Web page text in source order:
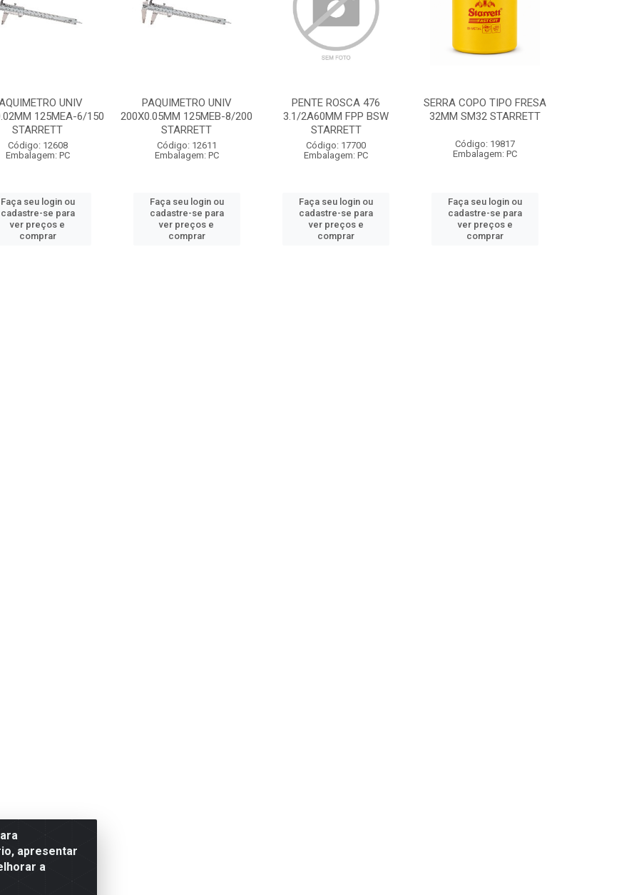
UNIV
125MEA-6/150
STARRETT
Código: 12608
Embalagem: PC
Faça seu login ou
cadastre-se para
ver preços e
comprar
PAQUIMETRO UNIV
200X0.05MM 125MEB-8/200
STARRETT
Código: 12611
Embalagem: PC
Faça seu login ou
cadastre-se para
ver preços e
comprar
PENTE ROSCA 476
3.1/2A60MM FPP BSW
STARRETT
Código: 17700
Embalagem: PC
Faça seu login ou
cadastre-se para
ver preços e
comprar
SERRA COPO TIPO FRESA
32MM SM32 STARRETT
Código: 19817
Embalagem: PC
Faça seu login ou
cadastre-se para
ver preços e
comprar
apresentar
a